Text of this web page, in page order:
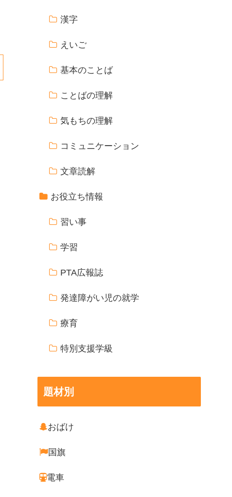
漢字
えいご
基本のことば
ことばの理解
気もちの理解
コミュニケーション
文章読解
お役立ち情報
習い事
学習
PTA広報誌
発達障がい児の就学
療育
特別支援学級
題材別
おばけ
国旗
電車